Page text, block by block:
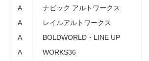
A
A
A
A
ナビック アルトワークス
レイルアルトワークス
BOLDWORLD・LINE UP
WORKS36